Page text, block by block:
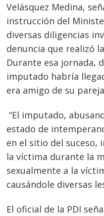
Velásquez Medina,
instrucción del
diversas diligencias
denuncia que realizó
Durante esa jornada,
imputado habría
era amigo de su
“El imputado,
estado de
en el sitio del suceso,
la víctima durante la
sexualmente a la
causándole diversas
El oficial de la PDI